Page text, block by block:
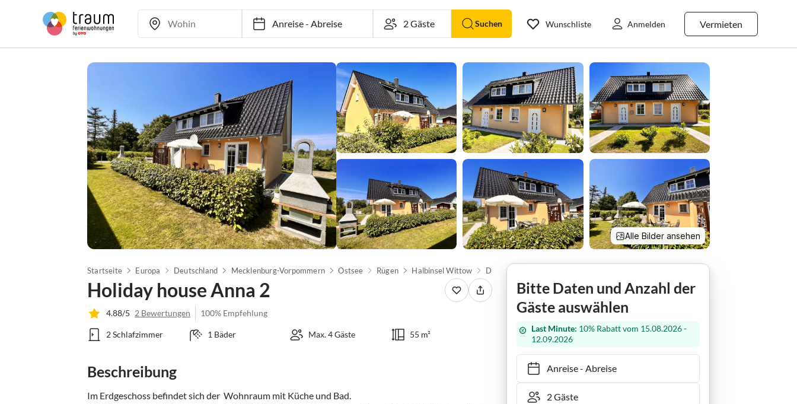
Anreise-Abreise Suchen Vermieten
Wunschliste Anmelden
Alle Bilder ansehen
Startseite Europa Deutschland Mecklenburg-Vorpommern Ostsee Rügen Halbinsel Wittow Dranske
Holiday house Anna 2
4.88/5 2 Bewertungen 100% Empfehlung
2 Schlafzimmer 1 Bäder Max. 4 Gäste 55 m²
Beschreibung
Im Erdgeschoss befindet sich der  Wohnraum mit Küche und Bad.
Bitte Daten und Anzahl der
Gäste auswählen
Last Minute: 10% Rabatt vom 15.08.2026 -
12.09.2026
Anreise- Abreise